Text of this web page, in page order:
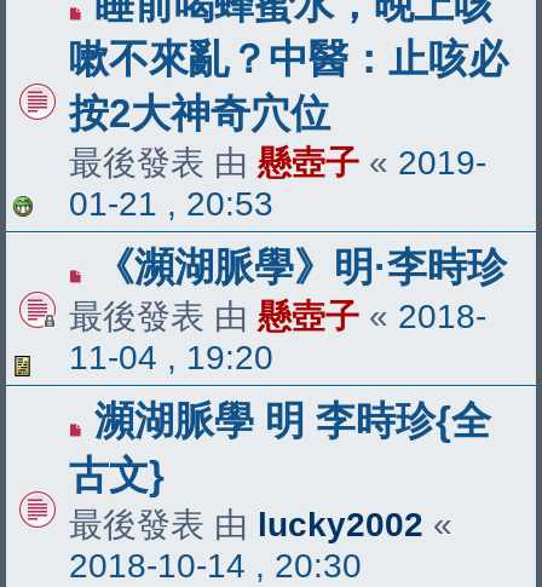
嗽不來亂？中醫：止咳必
按2大神奇穴位
最後發表 由 懸壺子 « 2019-
01-21 , 20:53
《瀕湖脈學》明·李時珍
最後發表 由 懸壺子 « 2018-
11-04 , 19:20
瀕湖脈學 明 李時珍{全
古文}
最後發表 由 lucky2002 «
2018-10-14 , 20:30